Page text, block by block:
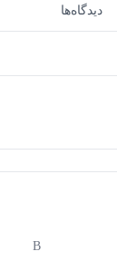
دیدگاه‌ها
B